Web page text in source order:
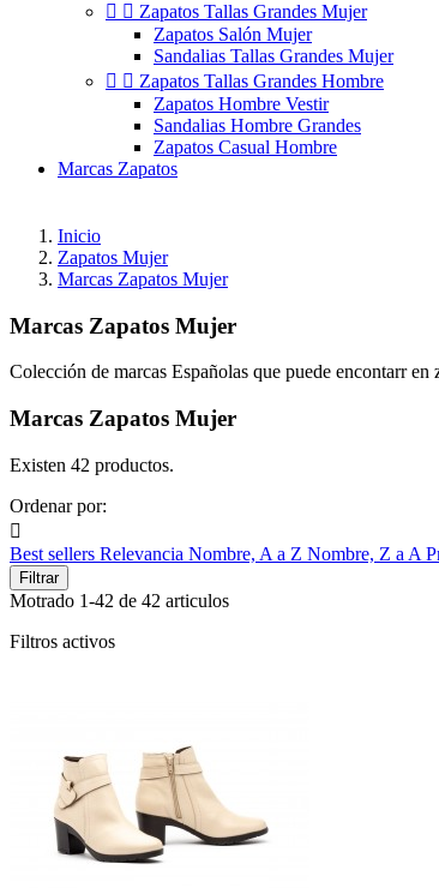
  Zapatos Tallas Grandes Mujer
Zapatos Salón Mujer
Sandalias Tallas Grandes Mujer
  Zapatos Tallas Grandes Hombre
Zapatos Hombre Vestir
Sandalias Hombre Grandes
Zapatos Casual Hombre
Marcas Zapatos
Inicio
Zapatos Mujer
Marcas Zapatos Mujer
Marcas Zapatos Mujer
Colección de marcas Españolas que puede encontarr en
Marcas Zapatos Mujer
Existen 42 productos.
Ordenar por:

Best sellers Relevancia Nombre, A a Z Nombre, Z a A
Filtrar
Motrado 1-42 de 42 articulos
Filtros activos